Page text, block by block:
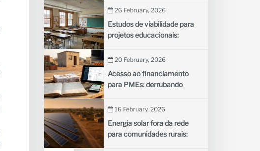
dívida sustentável
26 February, 2026
Estudos de viabilidade para
projetos educacionais:
escolares
20 February, 2026
Acesso ao financiamento
para PMEs: derrubando
negócios nos países em
16 February, 2026
Energia solar fora da rede
para comunidades rurais: